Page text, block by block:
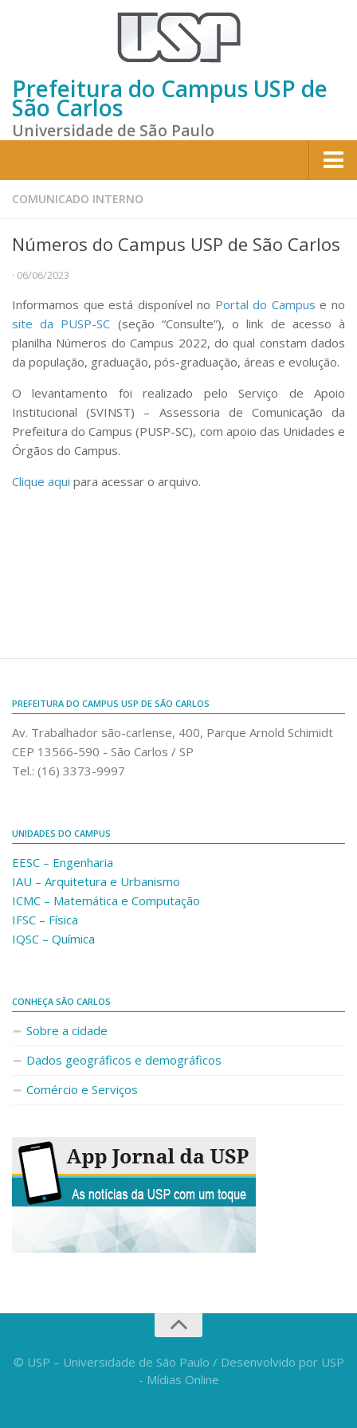
Prefeitura do Campus USP de
São Carlos
Universidade de São Paulo
Home
Sobre a Prefeitura
Gestão atual
Missão e Valores
Divisões e Seções
Comissões Internas
Localização
Serviços
Administrativo e Financeiro
Creche e Pré-Escola
Comunicação e Informática
Programas e Ações
Terceira Idade
Pequeno Cidadão
Campus Universitário
Ensino e Pesquisa
Sobre o Campus
Dirigentes
Notícias e Eventos
Informações para ingressantes
Fale Conosco
Ouvidoria do Campus
Urgências
COMUNICADO INTERNO
Números do Campus USP de São Carlos
· 06/06/2023
Informamos que está disponível no Portal do Campus e no
site da PUSP-SC (seção “Consulte”), o link de acesso à
planilha Números do Campus 2022, do qual constam dados
da população, graduação, pós-graduação, áreas e evolução.
O levantamento foi realizado pelo Serviço de Apoio
Institucional (SVINST) – Assessoria de Comunicação da
Prefeitura do Campus (PUSP-SC), com apoio das Unidades e
Órgãos do Campus.
Clique aqui para acessar o arquivo.
PREFEITURA DO CAMPUS USP DE SÃO CARLOS
Av. Trabalhador são-carlense, 400, Parque Arnold Schimidt
CEP 13566-590 - São Carlos / SP
Tel.: (16) 3373-9997
UNIDADES DO CAMPUS
EESC – Engenharia
IAU – Arquitetura e Urbanismo
ICMC – Matemática e Computação
IFSC – Física
IQSC – Química
CONHEÇA SÃO CARLOS
Sobre a cidade
Dados geográficos e demográficos
Comércio e Serviços
© USP – Universidade de São Paulo / Desenvolvido por USP
- Mídias Online